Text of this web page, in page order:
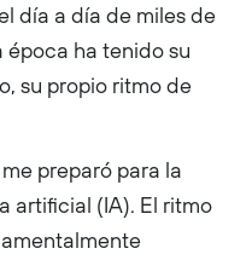
including
product
analyst
served as
of Microsoft
efforts.
School and
día a día de miles de
época ha tenido su
su propio ritmo de
preparó para la
artificial (IA). El ritmo